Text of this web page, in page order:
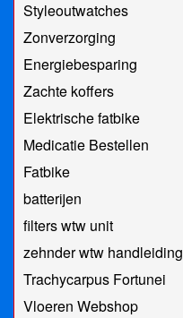
Styleoutwatches
Zonverzorging
Energiebesparing
Zachte koffers
Elektrische fatbike
Medicatie Bestellen
Fatbike
batterijen
filters wtw unit
zehnder wtw handleiding
Trachycarpus Fortunei
Vloeren Webshop